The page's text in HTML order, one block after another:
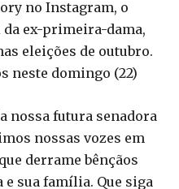
no Instagram, o
ex-primeira-dama,
eleições de outubro.
neste domingo (22)
nossa futura senadora
nossas vozes em
derrame bênçãos
e sua família. Que siga